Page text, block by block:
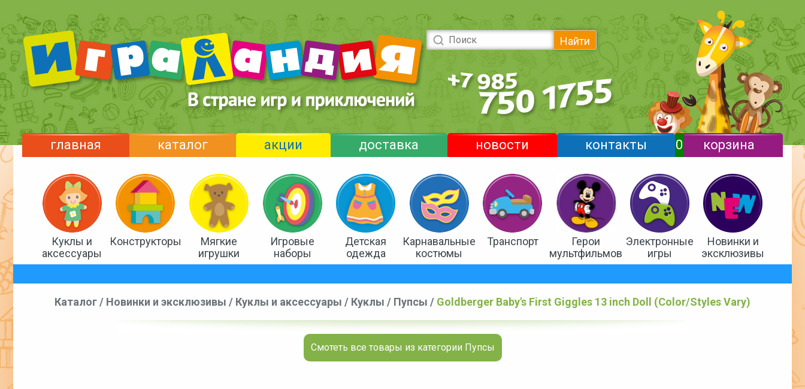
Найти
главная каталог акции доставка новости контакты 0 корзина
Куклы и
аксессуары
Конструкторы
Мягкие
игрушки
Игровые
наборы
Детская
одежда
Карнавальные
костюмы
Транспорт
Герои
мультфильмов
Электронные
игры
Новинки и
эксклюзивы
Каталог / Новинки и эксклюзивы / Куклы и аксессуары / Куклы / Пупсы / Goldberger Baby's First Giggles 13 inch Doll (Color/Styles Vary)
Смотеть все товары из категории Пупсы